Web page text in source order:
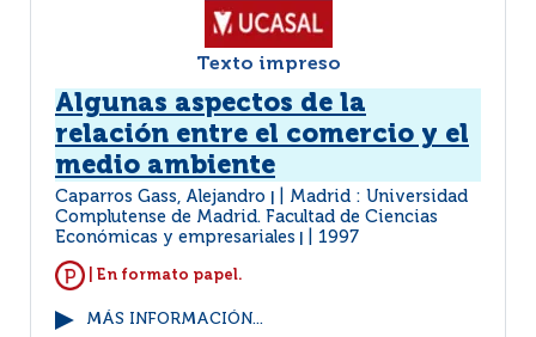
Texto impreso
Algunas aspectos de la
relación entre el comercio y el
medio ambiente
Caparros Gass, Alejandro
Madrid : Universidad
Complutense de Madrid. Facultad de Ciencias
Económicas y empresariales
1997
| En formato papel.
MÁS INFORMACIÓN...